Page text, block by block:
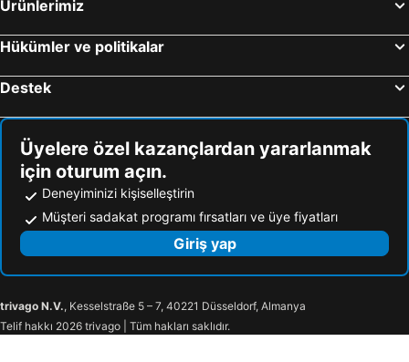
Ürünlerimiz
Hükümler ve politikalar
Destek
Üyelere özel kazançlardan yararlanmak
için oturum açın.
Deneyiminizi kişiselleştirin
Müşteri sadakat programı fırsatları ve üye fiyatları
Giriş yap
trivago N.V., Kesselstraße 5 – 7, 40221 Düsseldorf, Almanya
Telif hakkı 2026 trivago | Tüm hakları saklıdır.